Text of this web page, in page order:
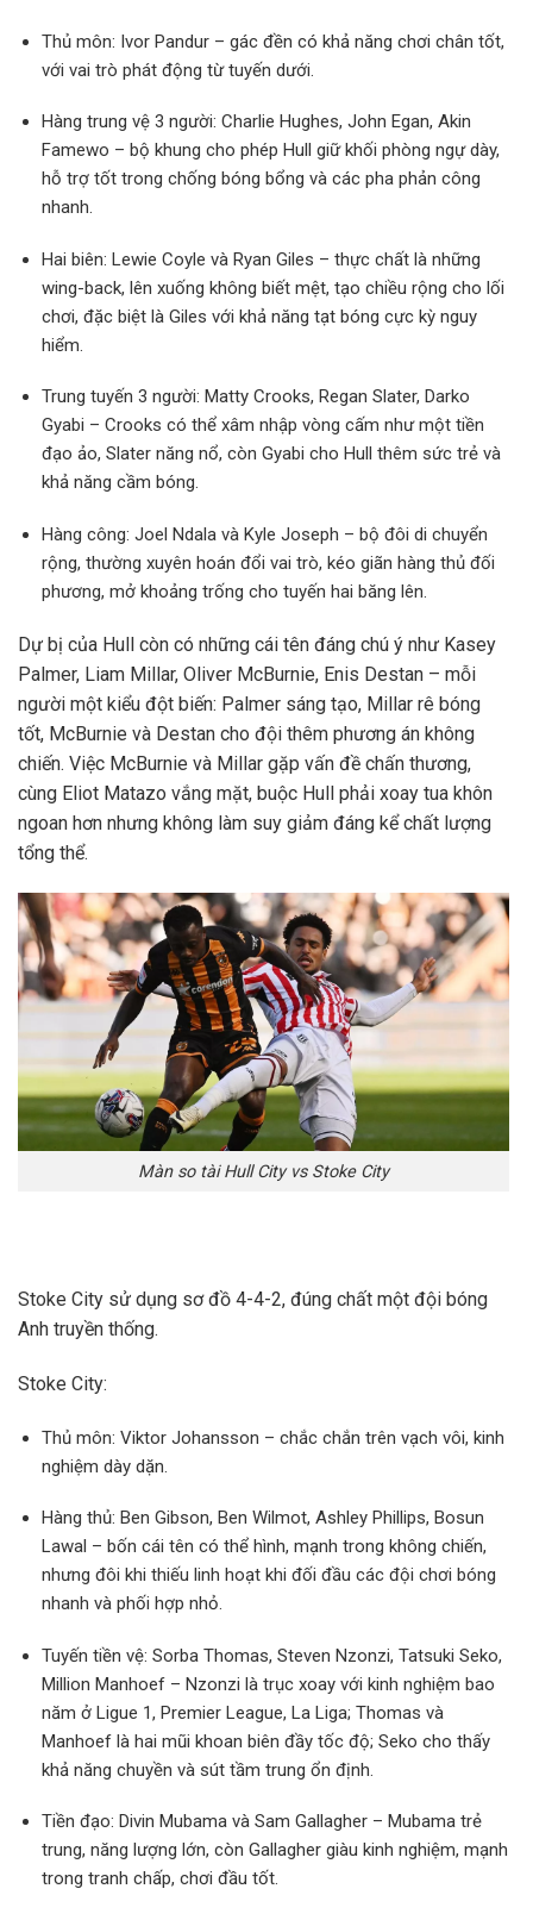
Thủ môn: Ivor Pandur – gác đền có khả năng chơi chân tốt,
với vai trò phát động từ tuyến dưới.
Hàng trung vệ 3 người: Charlie Hughes, John Egan, Akin
Famewo – bộ khung cho phép Hull giữ khối phòng ngự dày,
hỗ trợ tốt trong chống bóng bổng và các pha phản công
nhanh.
Hai biên: Lewie Coyle và Ryan Giles – thực chất là những
wing-back, lên xuống không biết mệt, tạo chiều rộng cho lối
chơi, đặc biệt là Giles với khả năng tạt bóng cực kỳ nguy
hiểm.
Trung tuyến 3 người: Matty Crooks, Regan Slater, Darko
Gyabi – Crooks có thể xâm nhập vòng cấm như một tiền
đạo ảo, Slater năng nổ, còn Gyabi cho Hull thêm sức trẻ và
khả năng cầm bóng.
Hàng công: Joel Ndala và Kyle Joseph – bộ đôi di chuyển
rộng, thường xuyên hoán đổi vai trò, kéo giãn hàng thủ đối
phương, mở khoảng trống cho tuyến hai băng lên.
Dự bị của Hull còn có những cái tên đáng chú ý như Kasey
Palmer, Liam Millar, Oliver McBurnie, Enis Destan – mỗi
người một kiểu đột biến: Palmer sáng tạo, Millar rê bóng
tốt, McBurnie và Destan cho đội thêm phương án không
chiến. Việc McBurnie và Millar gặp vấn đề chấn thương,
cùng Eliot Matazo vắng mặt, buộc Hull phải xoay tua khôn
ngoan hơn nhưng không làm suy giảm đáng kể chất lượng
tổng thể.
Màn so tài Hull City vs Stoke City
Stoke City sử dụng sơ đồ 4-4-2, đúng chất một đội bóng
Anh truyền thống.
Stoke City:
Thủ môn: Viktor Johansson – chắc chắn trên vạch vôi, kinh
nghiệm dày dặn.
Hàng thủ: Ben Gibson, Ben Wilmot, Ashley Phillips, Bosun
Lawal – bốn cái tên có thể hình, mạnh trong không chiến,
nhưng đôi khi thiếu linh hoạt khi đối đầu các đội chơi bóng
nhanh và phối hợp nhỏ.
Tuyến tiền vệ: Sorba Thomas, Steven Nzonzi, Tatsuki Seko,
Million Manhoef – Nzonzi là trục xoay với kinh nghiệm bao
năm ở Ligue 1, Premier League, La Liga; Thomas và
Manhoef là hai mũi khoan biên đầy tốc độ; Seko cho thấy
khả năng chuyền và sút tầm trung ổn định.
Tiền đạo: Divin Mubama và Sam Gallagher – Mubama trẻ
trung, năng lượng lớn, còn Gallagher giàu kinh nghiệm, mạnh
trong tranh chấp, chơi đầu tốt.